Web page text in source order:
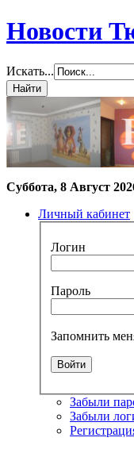
Новости
Искать...
Суббота, 8 Август
Личный кабинет
Логин
Пароль
Запомнить
Забыли
Забыли